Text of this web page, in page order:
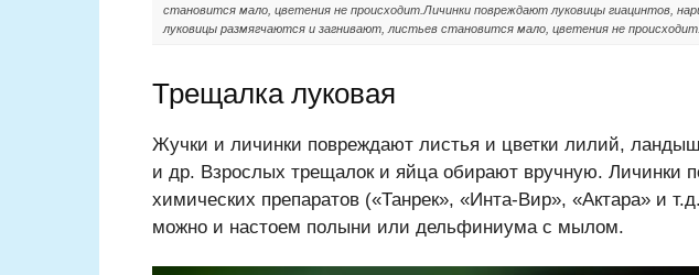
становится мало, цветения не происходит.Личинки повреждают луковицы гиацинтов,
луковицы размягчаются и загнивают, листьев становится мало, цветения не
Трещалка луковая
Жучки и личинки повреждают листья и цветки лилий,
и др. Взрослых трещалок и яйца обирают вручную. Личинки
химических препаратов («Танрек», «Инта-Вир», «Актара» и
можно и настоем полыни или дельфиниума с мылом.